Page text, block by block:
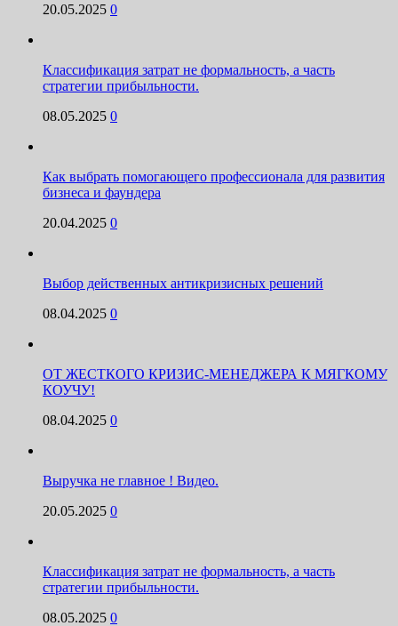
20.05.2025 0
Классификация затрат не формальность, а часть
стратегии прибыльности.
08.05.2025 0
Как выбрать помогающего профессионала для развития
бизнеса и фаундера
20.04.2025 0
Выбор действенных антикризисных решений
08.04.2025 0
ОТ ЖЕСТКОГО КРИЗИС-МЕНЕДЖЕРА К МЯГКОМУ
КОУЧУ!
08.04.2025 0
Выручка не главное ! Видео.
20.05.2025 0
Классификация затрат не формальность, а часть
стратегии прибыльности.
08.05.2025 0